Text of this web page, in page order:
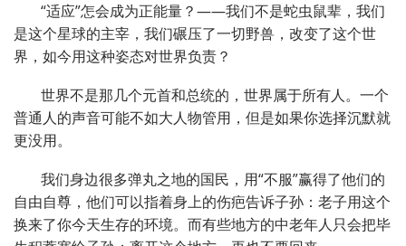
“适应”怎会成为正能量？——我们不是蛇虫鼠辈，我们
是这个星球的主宰，我们碾压了一切野兽，改变了这个世
界，如今用这种姿态对世界负责？
世界不是那几个元首和总统的，世界属于所有人。一个
普通人的声音可能不如大人物管用，但是如果你选择沉默就
更没用。
我们身边很多弹丸之地的国民，用“不服”赢得了他们的
自由自尊，他们可以指着身上的伤疤告诉子孙：老子用这个
换来了你今天生存的环境。而有些地方的中老年人只会把毕